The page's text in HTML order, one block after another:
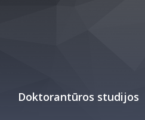
Doktorantūros studijos